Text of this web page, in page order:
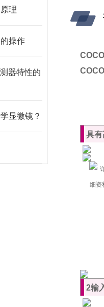
理
操作
器特性的
显微镜？
具
2输